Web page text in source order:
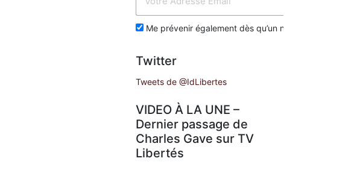
Me prévenir également dès qu’un nouvel article est
Twitter
Tweets de @IdLibertes
VIDEO À LA UNE –
Dernier passage de
Charles Gave sur TV
Libertés